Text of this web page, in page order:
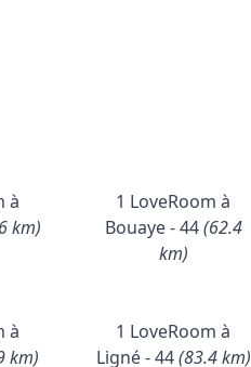
à
km)
1 LoveRoom à
Bouaye - 44(62.4
km)
à
km)
1 LoveRoom à
Ligné - 44(83.4 km)